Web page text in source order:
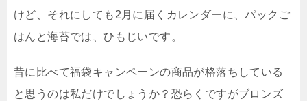
けど、それにしても2月に届くカレンダーに、パックご
はんと海苔では、ひもじいです。
昔に比べて福袋キャンペーンの商品が格落ちしている
と思うのは私だけでしょうか？恐らくですがブロンズ